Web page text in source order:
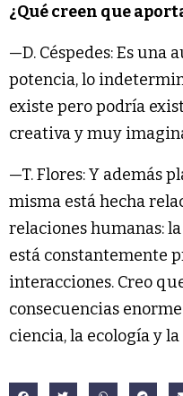
¿Qué creen que
—D. Céspedes: Es
potencia, lo
existe pero podría
creativa y muy
—T. Flores: Y además
misma está hecha
relaciones humanas:
está constantemente
interacciones. Creo
consecuencias
ciencia, la ecología y